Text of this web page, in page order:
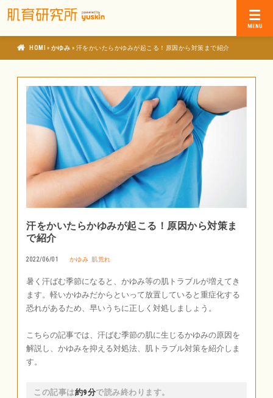
肌育研究所
» かゆみ » 汗をかいたらかゆみが起こる！原因から対策まで紹介
汗をかいたらかゆみが起こる！原因から対策ま
で紹介
2022/06/01 かゆみ 肌荒れ
暑く汗ばむ季節になると、かゆみ等の肌トラブルが増えてき
ます。軽いかゆみだからといって放置していると重症化する
恐れがあるため、早いうちに正しく対処しましょう。
こちらの記事では、汗ばむ季節の肌に生じるかゆみの原因を
解説し、かゆみを抑える対処法、肌トラブル対策を紹介しま
す。
この記事は約9分で読み終わります。